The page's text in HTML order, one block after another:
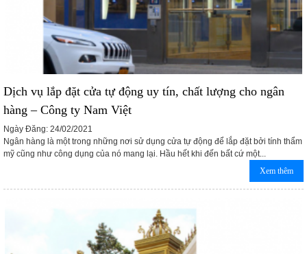
Dịch vụ lắp đặt cửa tự động uy tín, chất lượng cho ngân
hàng – Công ty Nam Việt
Ngày Đăng: 24/02/2021
Ngân hàng là một trong những nơi sử dụng cửa tự động để lắp đặt bởi tính thẩm
mỹ cũng như công dụng của nó mang lại. Hầu hết khi đến bất cứ một...
Xem thêm